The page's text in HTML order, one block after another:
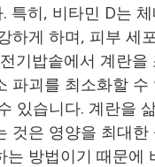
특히, 비타민 D는
하게 하며, 피부 세
기밥솥에서 계란을
파괴를 최소화할 수
있습니다. 계란을
것은 영양을 최대한
는 방법이기 때문에